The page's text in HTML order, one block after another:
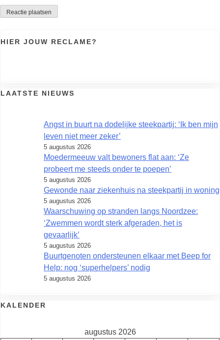
HIER JOUW RECLAME?
LAATSTE NIEUWS
Angst in buurt na dodelijke steekpartij: ‘Ik ben mijn
leven niet meer zeker’
5 augustus 2026
Moedermeeuw valt bewoners flat aan: ‘Ze
probeert me steeds onder te poepen’
5 augustus 2026
Gewonde naar ziekenhuis na steekpartij in woning
5 augustus 2026
Waarschuwing op stranden langs Noordzee:
‘Zwemmen wordt sterk afgeraden, het is
gevaarlijk’
5 augustus 2026
Buurtgenoten ondersteunen elkaar met Beep for
Help: nog ‘superhelpers’ nodig
5 augustus 2026
KALENDER
augustus 2026